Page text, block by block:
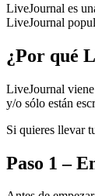
LiveJournal es
LiveJournal
¿Por qué
LiveJournal viene
y/o sólo están
Si quieres llevar
Paso 1 –